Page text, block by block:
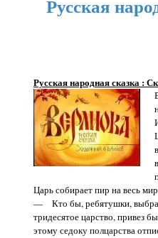
Русская
Русская народная сказка :
Царь собирает пир на весь
— Кто бы, ребятушки,
тридесятое царство, привез
этому седоку полцарства